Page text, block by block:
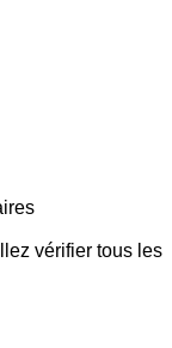
vérifier tous les